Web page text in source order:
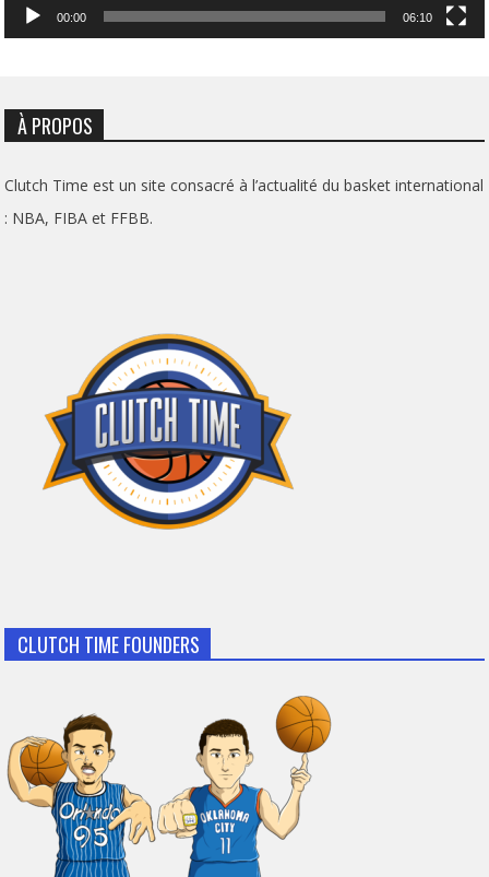
00:00 06:10
À PROPOS
Clutch Time est un site consacré à l’actualité du basket international
: NBA, FIBA et FFBB.
CLUTCH TIME FOUNDERS